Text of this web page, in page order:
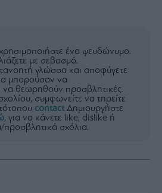
ένα ψευδώνυμο.
με σεβασμό.
γλώσσα και αποφύγετε
μπορούσαν να
να θεωρηθούν προσβλητικές.
συμφωνείτε να τηρείτε
contactΔημιουργήστε
, για να κάνετε like, dislike ή
σχόλια.